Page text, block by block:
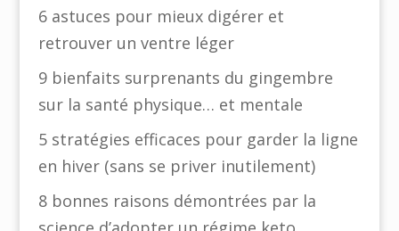
6 astuces pour mieux digérer et
retrouver un ventre léger
9 bienfaits surprenants du gingembre
sur la santé physique… et mentale
5 stratégies efficaces pour garder la ligne
en hiver (sans se priver inutilement)
8 bonnes raisons démontrées par la